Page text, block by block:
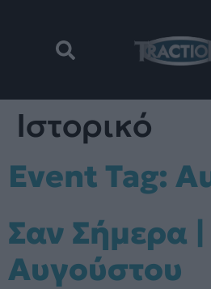
Ιστορικό
Event Tag:
Σαν Σήμερα |
Αυγούστου